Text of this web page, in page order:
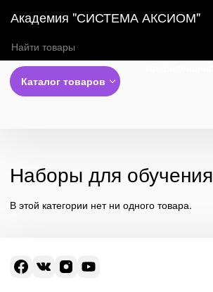
Академия "СИСТЕМА АКСИОМ"
Каталог товаров
Наборы для обучения
В этой категории нет ни одного товара.